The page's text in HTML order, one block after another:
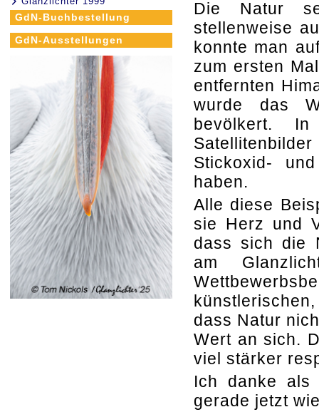
GdN-Buchbestellung
GdN-Ausstellungen
Die Natur
stellenweise
konnte man
zum ersten
entfernten
wurde das
bevölkert. In
Stickoxid-
haben.
Alle diese
sie Herz und
dass sich die
am
dass Natur
Wert an sich.
viel stärker
Ich danke als
gerade jetzt